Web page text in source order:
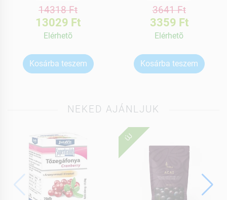
14318 Ft
13029 Ft
Elérhetõ
Kosárba teszem
3641 Ft
3359 Ft
Elérhetõ
Kosárba teszem
NEKED AJÁNLJUK
ÚJ